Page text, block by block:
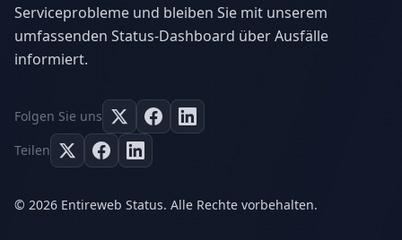
Serviceprobleme und bleiben Sie mit unserem
umfassenden Status-Dashboard über Ausfälle
informiert.
Folgen Sie uns
Teilen
© 2026 Entireweb Status. Alle Rechte vorbehalten.